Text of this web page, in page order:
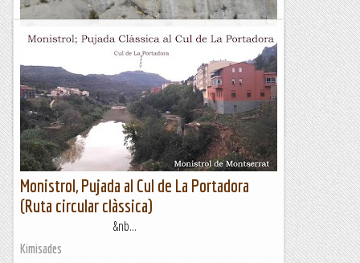
15 anys de... la Gota Fria al Roc d'en Solà.
Molt poques vies havia fet jo a la part central del Roc d'en
Solà fa 15 anys, i suposo que el company em va engatussar
per anar a fer aquesta via, que tant ara com...
Romàntic Guerrer
Monistrol, Pujada al Cul de La Portadora
(Ruta circular clàssica)
&nb...
Kimisades